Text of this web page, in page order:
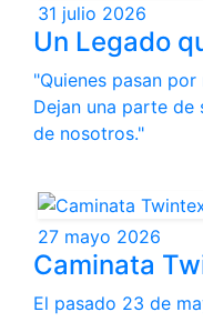
31 julio 2026
Un Legado
"Quienes pasan
Dejan una parte de
de nosotros."
27 mayo 2026
Caminata
El pasado 23 de